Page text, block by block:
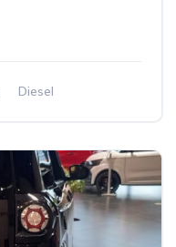
Diesel